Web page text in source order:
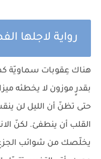
رواية لاجلها
هناك عِقوبات سماويّة
بقدرٍ موزون لا يخطئه
حتى تظنّ أن الليل لن
القلب أن ينطفئ. لكنّ
يخلّصك من شوائب